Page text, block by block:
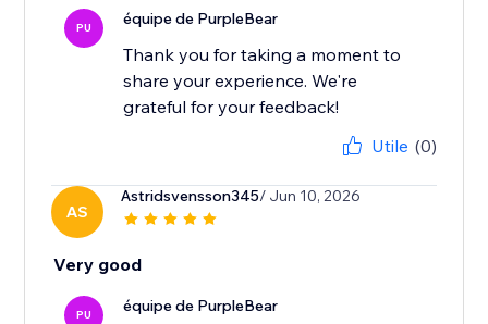
PU équipe de PurpleBear
Thank you for taking a moment to
share your experience. We're
grateful for your feedback!
Utile (0)
AS
Astridsvensson345/ Jun 10, 2026
Very good
PU équipe de PurpleBear